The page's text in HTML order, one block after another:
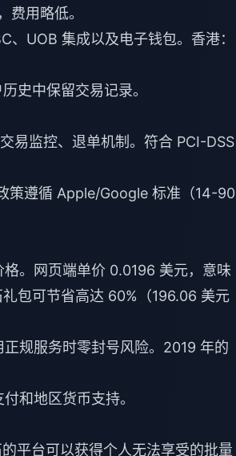
用略低。
UOB 集成以及电子钱包。香港：
史中保留交易记录。
易监控、退单机制。符合 PCI-DSS
策遵循 Apple/Google 标准（14-90
。网页端单价 0.0196 美元，意味
包可节省高达 60%（196.06 美元
规服务时零封号风险。2019 年的
和地区货币支持。
平台可以获得个人无法享受的批量